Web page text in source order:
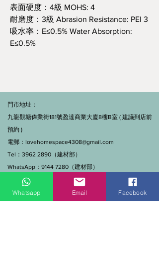
表面硬度：4級 MOHS: 4
耐磨度：3級 Abrasion Resistance: PEI 3
吸水率：E≤0.5% Water Absorption:
E≤0.5%
門市地址：
九龍觀塘偉業街181號盈達商業大廈8樓B室 ( 建議到店前
預約 )
電郵： lovehomespace4308@gmail.com
Tel：3962 2890（建材部）
WhatsApp：9144 7280（建材部）
門市營業時間：早上11點到7點(星期一門市休息)
線上及電話查詢：9:00-18:00（假日照常）。
Whatsapp Email Facebook